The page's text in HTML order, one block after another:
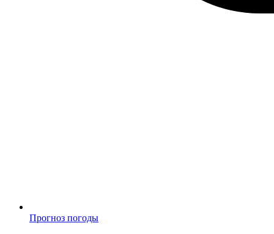
Прогноз погоды